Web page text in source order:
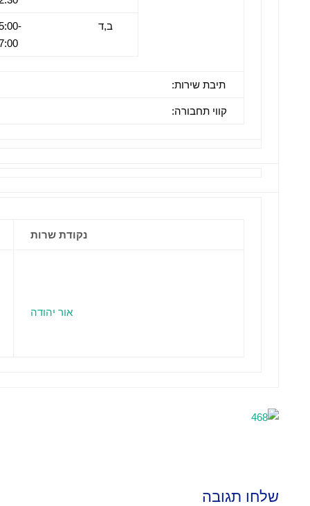
ב,ד
תיבת שירות:
קווי תחבורה:
נקודת שרות
אור יהודה
שלחו תגובה